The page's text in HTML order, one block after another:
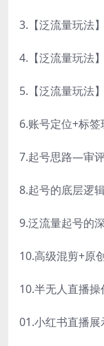
3.【泛流量玩法
4.【泛流量玩法
5.【泛流量玩法
6.账号定位+标
7.起号思路—审
8.起号的底层逻
9.泛流量起号的
10.高级混剪+原
10.半无人直播操
01.小红书直播